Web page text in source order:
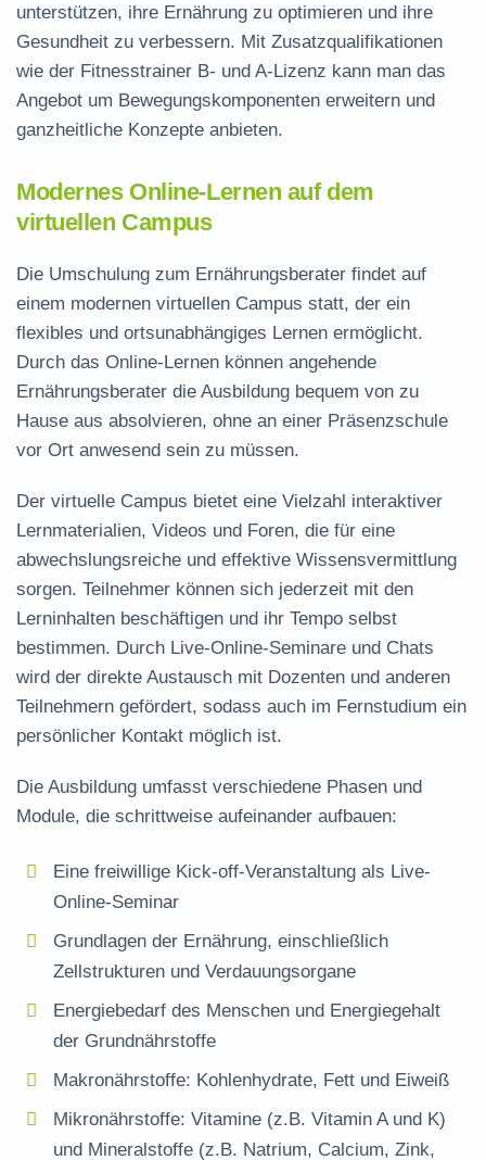
unterstützen, ihre Ernährung zu optimieren und ihre
Gesundheit zu verbessern. Mit Zusatzqualifikationen
wie der Fitnesstrainer B- und A-Lizenz kann man das
Angebot um Bewegungskomponenten erweitern und
ganzheitliche Konzepte anbieten.
Modernes Online-Lernen auf dem
virtuellen Campus
Die Umschulung zum Ernährungsberater findet auf
einem modernen virtuellen Campus statt, der ein
flexibles und ortsunabhängiges Lernen ermöglicht.
Durch das Online-Lernen können angehende
Ernährungsberater die Ausbildung bequem von zu
Hause aus absolvieren, ohne an einer Präsenzschule
vor Ort anwesend sein zu müssen.
Der virtuelle Campus bietet eine Vielzahl interaktiver
Lernmaterialien, Videos und Foren, die für eine
abwechslungsreiche und effektive Wissensvermittlung
sorgen. Teilnehmer können sich jederzeit mit den
Lerninhalten beschäftigen und ihr Tempo selbst
bestimmen. Durch Live-Online-Seminare und Chats
wird der direkte Austausch mit Dozenten und anderen
Teilnehmern gefördert, sodass auch im Fernstudium ein
persönlicher Kontakt möglich ist.
Die Ausbildung umfasst verschiedene Phasen und
Module, die schrittweise aufeinander aufbauen:
Eine freiwillige Kick-off-Veranstaltung als Live-
Online-Seminar
Grundlagen der Ernährung, einschließlich
Zellstrukturen und Verdauungsorgane
Energiebedarf des Menschen und Energiegehalt
der Grundnährstoffe
Makronährstoffe: Kohlenhydrate, Fett und Eiweiß
Mikronährstoffe: Vitamine (z.B. Vitamin A und K)
und Mineralstoffe (z.B. Natrium, Calcium, Zink,